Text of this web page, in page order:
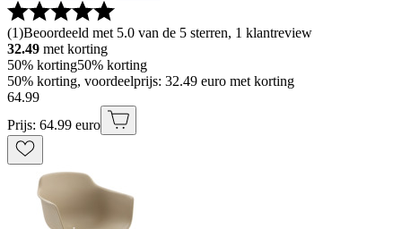
(1)Beoordeeld met 5.0 van de 5 sterren, 1 klantreview
32.49 met korting
50% korting50% korting
50% korting, voordeelprijs: 32.49 euro met korting
64.99
Prijs: 64.99 euro